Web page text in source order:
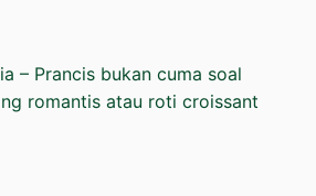
– Prancis bukan cuma soal
romantis atau roti croissant